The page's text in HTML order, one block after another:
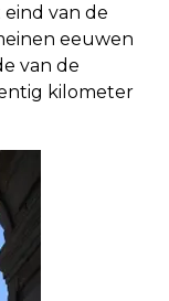
van de
eeuwen
van de
kilometer